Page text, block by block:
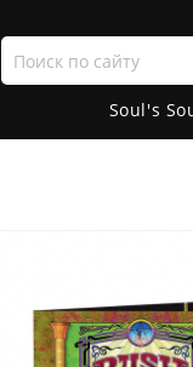
Поиск
по
сайту
Soul's